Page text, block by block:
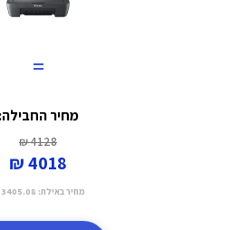
=
מחיר החבילה:
4128 ₪
4018 ₪
מחיר באילת: 3405.08 ₪